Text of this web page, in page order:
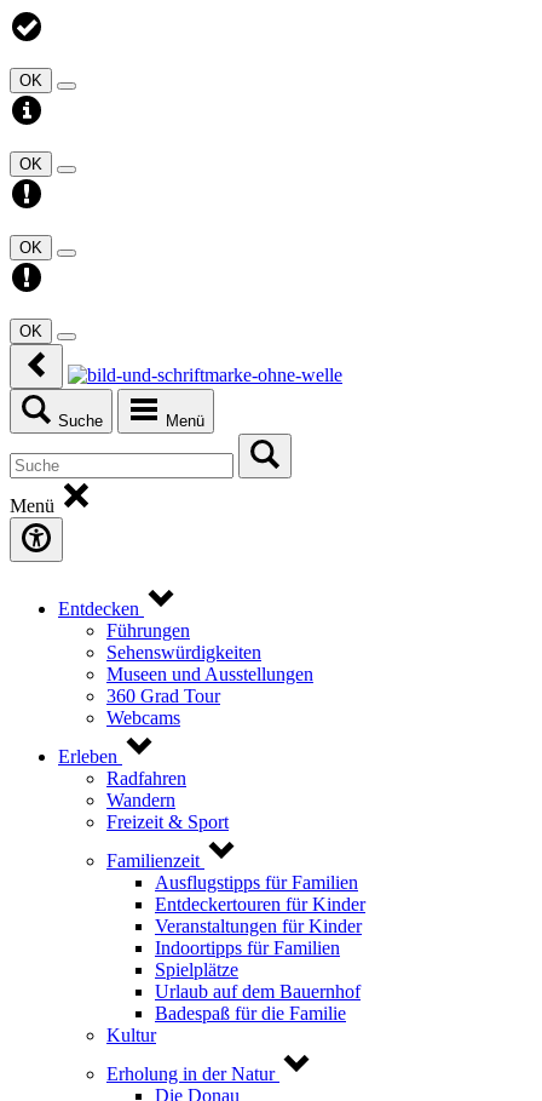
OK
OK
OK
OK
Suche Menü
Menü
Entdecken
Führungen
Sehenswürdigkeiten
Museen und Ausstellungen
360 Grad Tour
Webcams
Erleben
Radfahren
Wandern
Freizeit & Sport
Familienzeit
Ausflugstipps für Familien
Entdeckertouren für Kinder
Veranstaltungen für Kinder
Indoortipps für Familien
Spielplätze
Urlaub auf dem Bauernhof
Badespaß für die Familie
Kultur
Erholung in der Natur
Die Donau